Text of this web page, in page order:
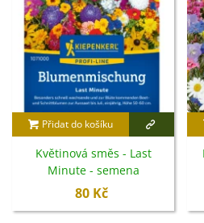
Přidat do košíku
Květinová směs - Last
Minute - semena
Kiepenkerl - 1 ks
80 Kč